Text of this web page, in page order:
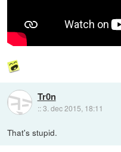
Tr0n
::3. dec 2015, 18:11
That's stupid.